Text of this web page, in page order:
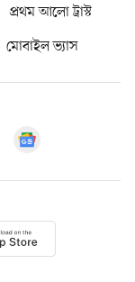
প্রথম আলো ট্রাস্ট
মোবাইল ভ্যাস